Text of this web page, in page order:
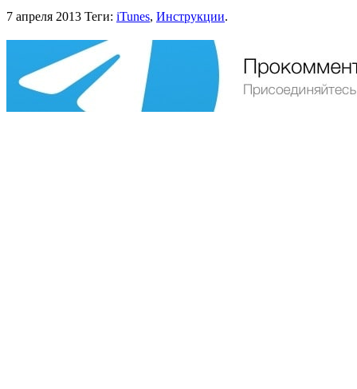
7 апреля 2013 Теги: iTunes, Инструкции.